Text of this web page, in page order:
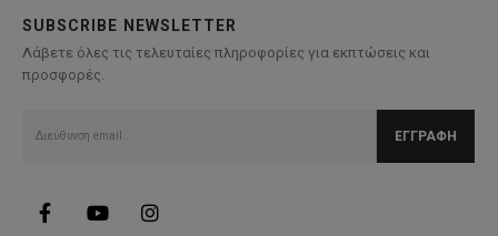
να
SUBSCRIBE NEWSLETTER
Λάβετε όλες τις τελευταίες πληροφορίες για εκπτώσεις και
προσφορές.